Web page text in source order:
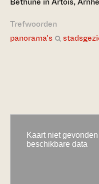
Trefwoorden
panorama's